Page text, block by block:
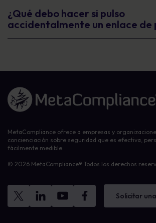
¿Qué debo hacer si pulso
accidentalmente un enlace de
Enlace a la página de inicio
MetaCompliance ofrece a empresas y
concienciación sobre seguridad que es efectiva,
fácilmente medible.
© 2026 MetaCompliance® Todos los derechos
Solicitar